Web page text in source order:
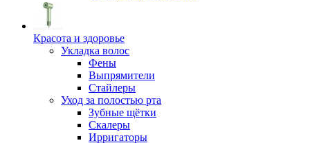
Красота и здоровье
Укладка волос
Фены
Выпрямители
Стайлеры
Уход за полостью рта
Зубные щётки
Скалеры
Ирригаторы